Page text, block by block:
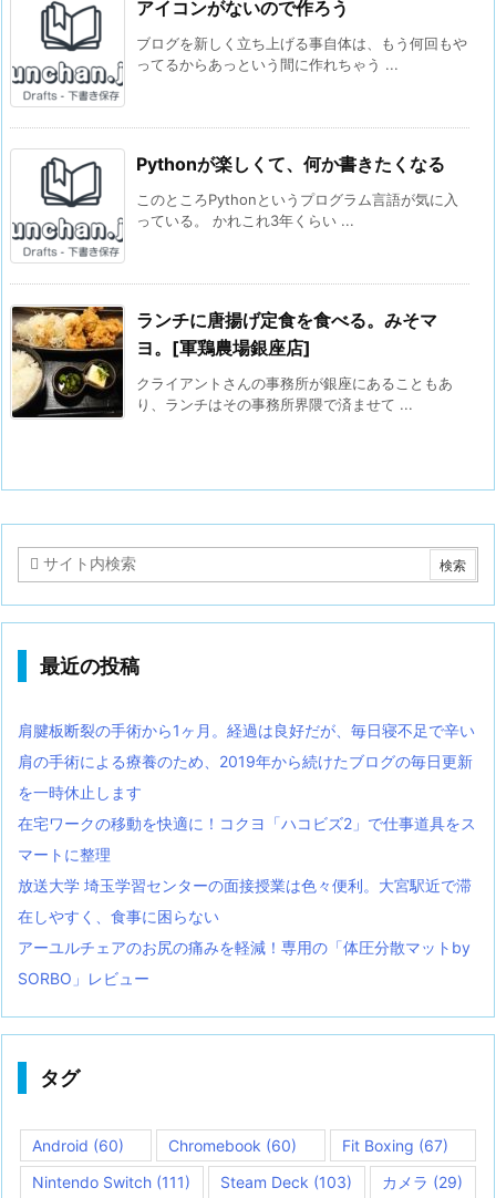
アイコンがないので作ろう
ブログを新しく立ち上げる事自体は、もう何回もや
ってるからあっという間に作れちゃう ...
Pythonが楽しくて、何か書きたくなる
このところPythonというプログラム言語が気に入
っている。 かれこれ3年くらい ...
ランチに唐揚げ定食を食べる。みそマ
ヨ。[軍鶏農場銀座店]
クライアントさんの事務所が銀座にあることもあ
り、ランチはその事務所界隈で済ませて ...
最近の投稿
肩腱板断裂の手術から1ヶ月。経過は良好だが、毎日寝不足で辛い
肩の手術による療養のため、2019年から続けたブログの毎日更新
を一時休止します
在宅ワークの移動を快適に！コクヨ「ハコビズ2」で仕事道具をス
マートに整理
放送大学 埼玉学習センターの面接授業は色々便利。大宮駅近で滞
在しやすく、食事に困らない
アーユルチェアのお尻の痛みを軽減！専用の「体圧分散マットby
SORBO」レビュー
タグ
Android (60) Chromebook (60) Fit Boxing (67)
Nintendo Switch (111) Steam Deck (103) カメラ (29)